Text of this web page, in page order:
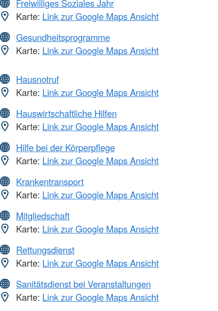
Freiwilliges Soziales Jahr
Karte: Link zur Google Maps Ansicht
Gesundheitsprogramme
Karte: Link zur Google Maps Ansicht
Hausnotruf
Karte: Link zur Google Maps Ansicht
Hauswirtschaftliche Hilfen
Karte: Link zur Google Maps Ansicht
Hilfe bei der Körperpflege
Karte: Link zur Google Maps Ansicht
Krankentransport
Karte: Link zur Google Maps Ansicht
Mitgliedschaft
Karte: Link zur Google Maps Ansicht
Rettungsdienst
Karte: Link zur Google Maps Ansicht
Sanitätsdienst bei Veranstaltungen
Karte: Link zur Google Maps Ansicht